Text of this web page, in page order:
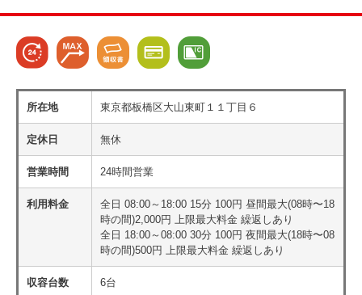
所在地 東京都板橋区大山東町１１丁目６
定休日 無休
営業時間 24時間営業
利用料金
全日 08:00～18:00 15分 100円 昼間最大(08時〜18
時の間)2,000円 上限最大料金 繰返しあり
全日 18:00～08:00 30分 100円 夜間最大(18時〜08
時の間)500円 上限最大料金 繰返しあり
収容台数 6台